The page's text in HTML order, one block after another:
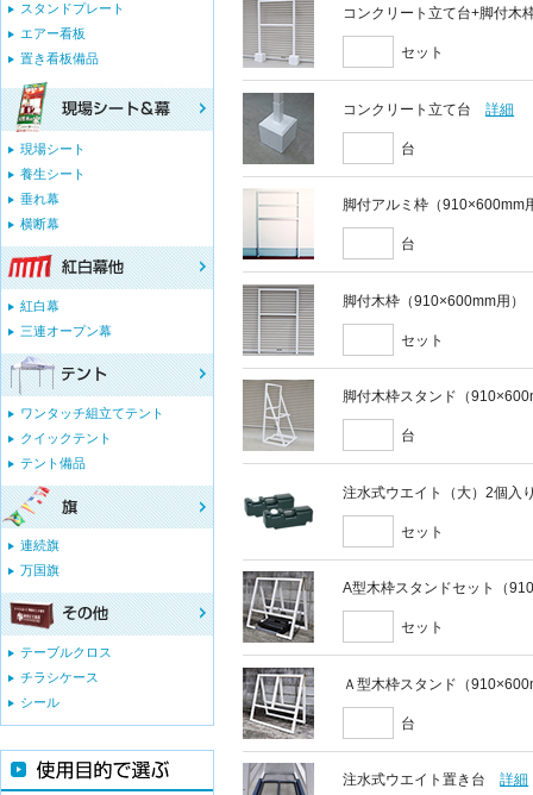
コンクリート立て台+脚付木
セット
コンクリート立て台 詳細
台
脚付アルミ枠（910×600mm
台
脚付木枠（910×600mm用）
セット
脚付木枠スタンド（
台
注水式ウエイト（大）2個入
セット
A型木枠スタンドセット（
セット
Ａ型木枠スタンド（
台
注水式ウエイト置き台 詳細
スタンドプレート
エアー看板
置き看板備品
現場シート
養生シート
垂れ幕
横断幕
紅白幕
三連オープン幕
ワンタッチ組立てテント
クイックテント
テント備品
連続旗
万国旗
テーブルクロス
チラシケース
シール